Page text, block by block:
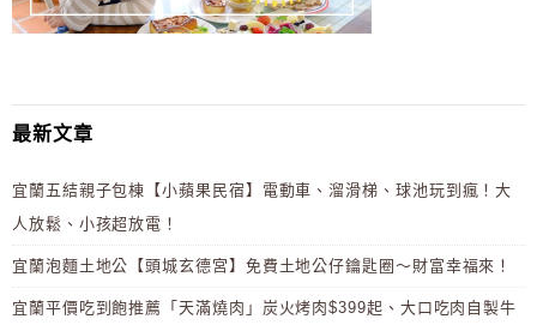
最新文章
宜蘭五結親子包棟【小蘋果民宿】電動車、溜滑梯、球池玩到瘋！大
人放鬆、小孩超放電！
宜蘭泡麵土地公【頭城玄德宮】免費土地公仔鑰匙圈～財富幸福來！
宜蘭平價吃到飽推薦「天滿燒肉」炭火烤肉$399起、大口吃肉自製牛